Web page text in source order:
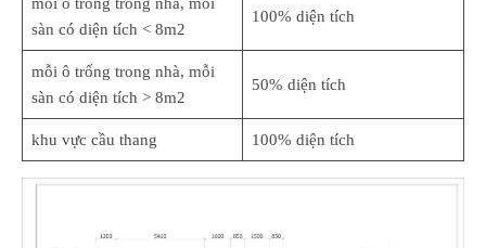
sàn có diện tích < 8m2
100% diện tích
mỗi ô trống trong nhà, mỗi
sàn có diện tích > 8m2
50% diện tích
khu vực cầu thang 100% diện tích